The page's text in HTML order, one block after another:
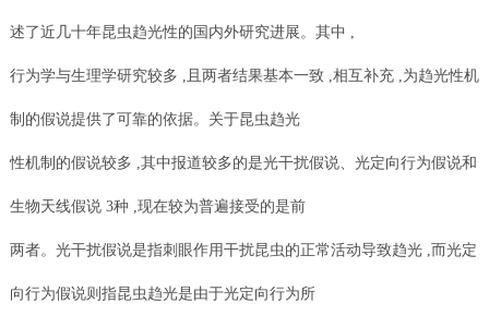
述了近几十年昆虫趋光性的国内外研究进展。其中 ,
行为学与生理学研究较多 ,且两者结果基本一致 ,相互补充 ,为趋光性机
制的假说提供了可靠的依据。关于昆虫趋光
性机制的假说较多 ,其中报道较多的是光干扰假说、光定向行为假说和
生物天线假说 3种 ,现在较为普遍接受的是前
两者。光干扰假说是指刺眼作用干扰昆虫的正常活动导致趋光 ,而光定
向行为假说则指昆虫趋光是由于光定向行为所